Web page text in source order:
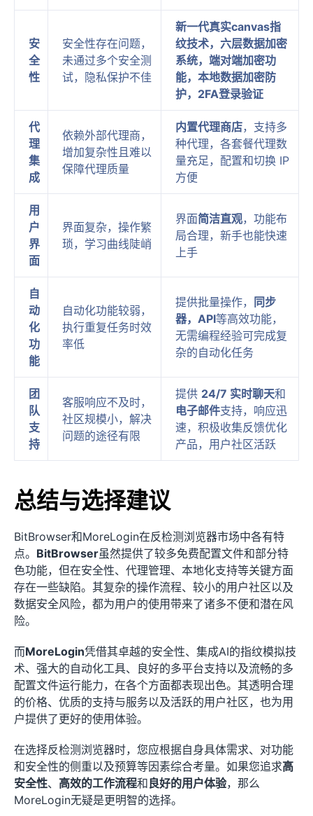
安
全
性
安全性存在问题，
未通过多个安全测
试，隐私保护不佳
新一代真实canvas指
纹技术，六层数据加密
系统，端对端加密功
能，本地数据加密防
护，2FA登录验证
代
理
集
成
依赖外部代理商，
增加复杂性且难以
保障代理质量
内置代理商店，支持多
种代理，各套餐代理数
量充足，配置和切换 IP
方便
用
户
界
面
界面复杂，操作繁
琐，学习曲线陡峭
界面简洁直观，功能布
局合理，新手也能快速
上手
自
动
化
功
能
自动化功能较弱，
执行重复任务时效
率低
提供批量操作， 同步
器，API等高效功能，
无需编程经验可完成复
杂的自动化任务
团
队
支
持
客服响应不及时，
社区规模小，解决
问题的途径有限
提供 24/7 实时聊天和
电子邮件支持，响应迅
速，积极收集反馈优化
产品，用户社区活跃
总结与选择建议
BitBrowser和MoreLogin在反检测浏览器市场中各有特
点。 BitBrowser虽然提供了较多免费配置文件和部分特
色功能，但在安全性、代理管理、本地化支持等关键方面
存在一些缺陷。其复杂的操作流程、较小的用户社区以及
数据安全风险，都为用户的使用带来了诸多不便和潜在风
险。
而MoreLogin凭借其卓越的安全性、集成AI的指纹模拟技
术、强大的自动化工具、良好的多平台支持以及流畅的多
配置文件运行能力，在各个方面都表现出色。其透明合理
的价格、优质的支持与服务以及活跃的用户社区，也为用
户提供了更好的使用体验。
在选择反检测浏览器时，您应根据自身具体需求、对功能
和安全性的侧重以及预算等因素综合考量。如果您追求高
安全性、 高效的工作流程和良好的用户体验，那么
MoreLogin无疑是更明智的选择。